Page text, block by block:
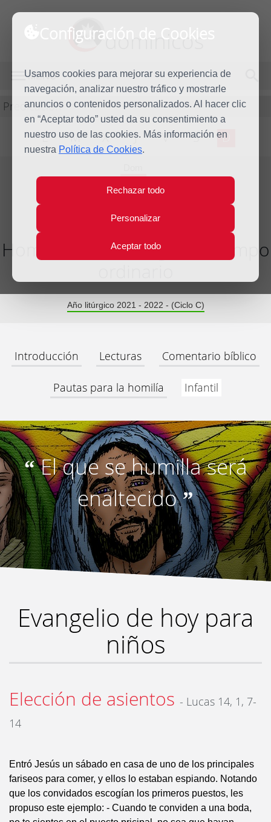
Configuración de Cookies
Usamos cookies para mejorar su experiencia de
navegación, analizar nuestro tráfico y mostrarle
anuncios o contenidos personalizados. Al hacer clic
en “Aceptar todo” usted da su consentimiento a
nuestro uso de las cookies. Más información en
nuestra Política de Cookies.
Rechazar todo
Personalizar
Aceptar todo
dominicos
MENÚ
Predicación
L M X J V S D
28
Ago
Homilía XXII Domingo del tiempo
Año litúrgico 2021 - 2022 - (Ciclo C)
Introducción Lecturas Comentario bíblico
Pautas para la homilía Infantil
“El que se humilla será
enaltecido”
Evangelio de hoy para
niños
Elección de asientos - Lucas 14, 1, 7-
14
Entró Jesús un sábado en casa de uno de los principales
fariseos para comer, y ellos lo estaban espiando. Notando
que los convidados escogían los primeros puestos, les
propuso este ejemplo: - Cuando te conviden a una boda,